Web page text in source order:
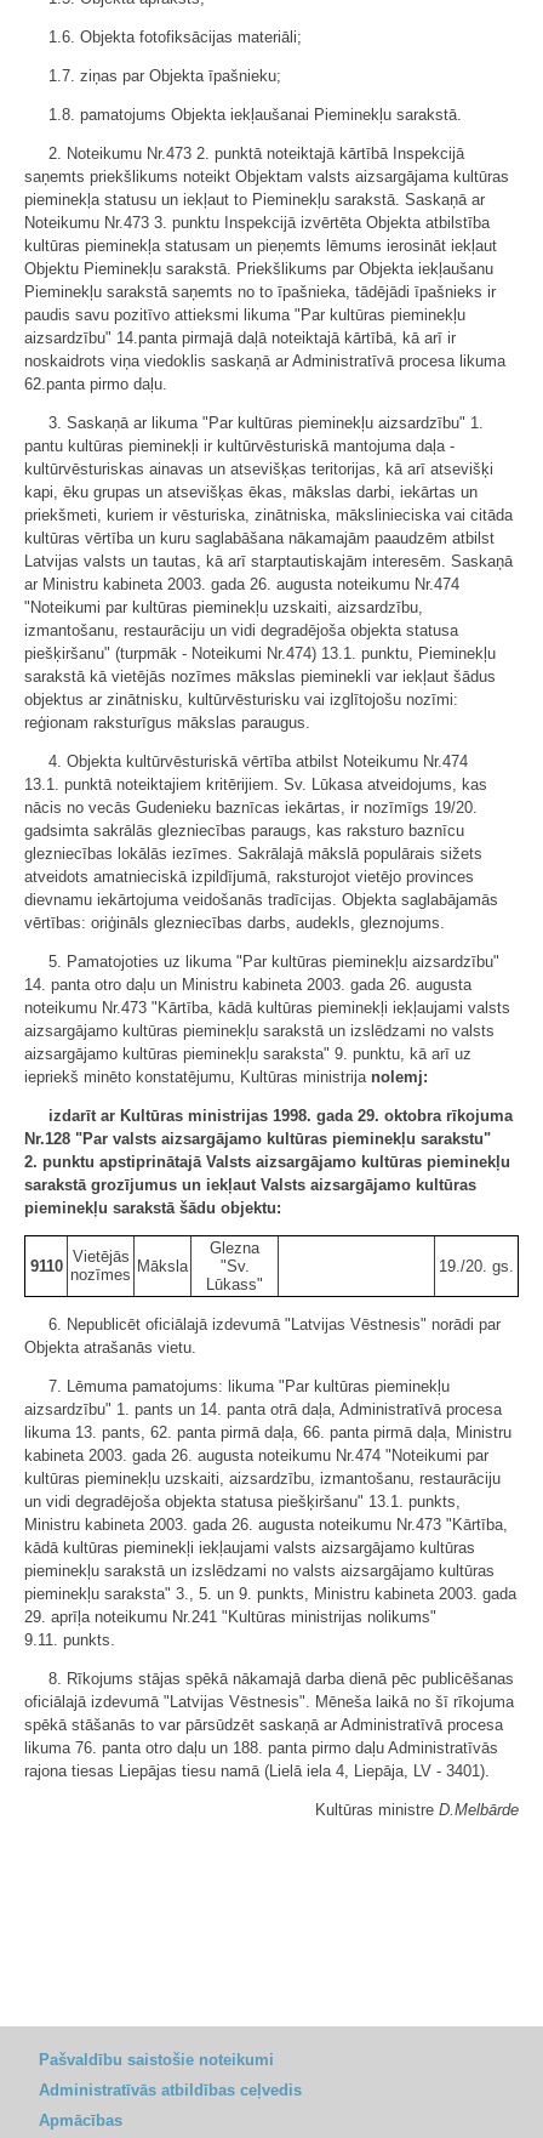
1.6. Objekta fotofiksācijas materiāli;
1.7. ziņas par Objekta īpašnieku;
1.8. pamatojums Objekta iekļaušanai Pieminekļu sarakstā.
2. Noteikumu Nr.473 2. punktā noteiktajā kārtībā Inspekcijā
saņemts priekšlikums noteikt Objektam valsts aizsargājama kultūras
pieminekļa statusu un iekļaut to Pieminekļu sarakstā. Saskaņā ar
Noteikumu Nr.473 3. punktu Inspekcijā izvērtēta Objekta atbilstība
kultūras pieminekļa statusam un pieņemts lēmums ierosināt iekļaut
Objektu Pieminekļu sarakstā. Priekšlikums par Objekta iekļaušanu
Pieminekļu sarakstā saņemts no to īpašnieka, tādējādi īpašnieks ir
paudis savu pozitīvo attieksmi likuma "Par kultūras pieminekļu
aizsardzību" 14.panta pirmajā daļā noteiktajā kārtībā, kā arī ir
noskaidrots viņa viedoklis saskaņā ar Administratīvā procesa likuma
62.panta pirmo daļu.
3. Saskaņā ar likuma "Par kultūras pieminekļu aizsardzību" 1.
pantu kultūras pieminekļi ir kultūrvēsturiskā mantojuma daļa -
kultūrvēsturiskas ainavas un atsevišķas teritorijas, kā arī atsevišķi
kapi, ēku grupas un atsevišķas ēkas, mākslas darbi, iekārtas un
priekšmeti, kuriem ir vēsturiska, zinātniska, mākslinieciska vai citāda
kultūras vērtība un kuru saglabāšana nākamajām paaudzēm atbilst
Latvijas valsts un tautas, kā arī starptautiskajām interesēm. Saskaņā
ar Ministru kabineta 2003. gada 26. augusta noteikumu Nr.474
"Noteikumi par kultūras pieminekļu uzskaiti, aizsardzību,
izmantošanu, restaurāciju un vidi degradējoša objekta statusa
piešķiršanu" (turpmāk - Noteikumi Nr.474) 13.1. punktu, Pieminekļu
sarakstā kā vietējās nozīmes mākslas pieminekli var iekļaut šādus
objektus ar zinātnisku, kultūrvēsturisku vai izglītojošu nozīmi:
reģionam raksturīgus mākslas paraugus.
4. Objekta kultūrvēsturiskā vērtība atbilst Noteikumu Nr.474
13.1. punktā noteiktajiem kritērijiem. Sv. Lūkasa atveidojums, kas
nācis no vecās Gudenieku baznīcas iekārtas, ir nozīmīgs 19/20.
gadsimta sakrālās glezniecības paraugs, kas raksturo baznīcu
glezniecības lokālās iezīmes. Sakrālajā mākslā populārais sižets
atveidots amatnieciskā izpildījumā, raksturojot vietējo provinces
dievnamu iekārtojuma veidošanās tradīcijas. Objekta saglabājamās
vērtības: oriģināls glezniecības darbs, audekls, gleznojums.
5. Pamatojoties uz likuma "Par kultūras pieminekļu aizsardzību"
14. panta otro daļu un Ministru kabineta 2003. gada 26. augusta
noteikumu Nr.473 "Kārtība, kādā kultūras pieminekļi iekļaujami valsts
aizsargājamo kultūras pieminekļu sarakstā un izslēdzami no valsts
aizsargājamo kultūras pieminekļu saraksta" 9. punktu, kā arī uz
iepriekš minēto konstatējumu, Kultūras ministrija nolemj:
izdarīt ar Kultūras ministrijas 1998. gada 29. oktobra rīkojuma
Nr.128 "Par valsts aizsargājamo kultūras pieminekļu sarakstu"
2. punktu apstiprinātajā Valsts aizsargājamo kultūras pieminekļu
sarakstā grozījumus un iekļaut Valsts aizsargājamo kultūras
pieminekļu sarakstā šādu objektu:
9110
Vietējās
nozīmes Māksla
Glezna
"Sv.
Lūkass"
19./20. gs.
6. Nepublicēt oficiālajā izdevumā "Latvijas Vēstnesis" norādi par
Objekta atrašanās vietu.
7. Lēmuma pamatojums: likuma "Par kultūras pieminekļu
aizsardzību" 1. pants un 14. panta otrā daļa, Administratīvā procesa
likuma 13. pants, 62. panta pirmā daļa, 66. panta pirmā daļa, Ministru
kabineta 2003. gada 26. augusta noteikumu Nr.474 "Noteikumi par
kultūras pieminekļu uzskaiti, aizsardzību, izmantošanu, restaurāciju
un vidi degradējoša objekta statusa piešķiršanu" 13.1. punkts,
Ministru kabineta 2003. gada 26. augusta noteikumu Nr.473 "Kārtība,
kādā kultūras pieminekļi iekļaujami valsts aizsargājamo kultūras
pieminekļu sarakstā un izslēdzami no valsts aizsargājamo kultūras
pieminekļu saraksta" 3., 5. un 9. punkts, Ministru kabineta 2003. gada
29. aprīļa noteikumu Nr.241 "Kultūras ministrijas nolikums"
9.11. punkts.
8. Rīkojums stājas spēkā nākamajā darba dienā pēc publicēšanas
oficiālajā izdevumā "Latvijas Vēstnesis". Mēneša laikā no šī rīkojuma
spēkā stāšanās to var pārsūdzēt saskaņā ar Administratīvā procesa
likuma 76. panta otro daļu un 188. panta pirmo daļu Administratīvās
rajona tiesas Liepājas tiesu namā (Lielā iela 4, Liepāja, LV - 3401).
Kultūras ministre D.Melbārde
Pašvaldību saistošie noteikumi
Administratīvās atbildības ceļvedis
Apmācības